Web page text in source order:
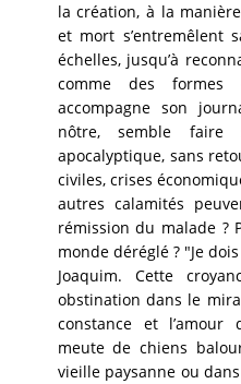
la création, à la
et mort s’entremêlent
échelles, jusqu’à
comme des formes
accompagne son
nôtre, semble
apocalyptique, sans
civiles, crises
autres calamités
rémission du malade ?
monde déréglé ? "Je
Joaquim. Cette
obstination dans le
constance et l’amour
meute de chiens
vieille paysanne ou